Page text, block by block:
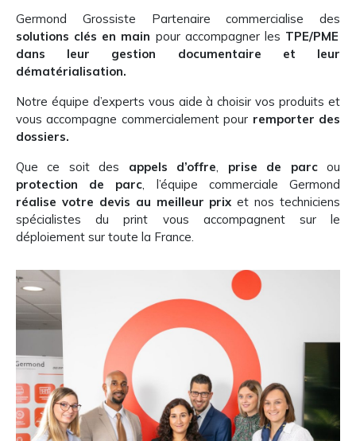
Germond Grossiste Partenaire commercialise des
solutions clés en main pour accompagner les TPE/PME
dans leur gestion documentaire et leur
dématérialisation.
Notre équipe d’experts vous aide à choisir vos produits et
vous accompagne commercialement pour remporter des
dossiers.
Que ce soit des appels d’offre, prise de parcou
protection de parc, l’équipe commerciale Germond
réalise votre devis au meilleur prix et nos techniciens
spécialistes du print vous accompagnent sur le
déploiement sur toute la France.